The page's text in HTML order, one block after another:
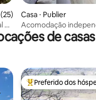
uma avaliação média de 5,
a
Casa ⋅ Publier
Acomodação
frente à praia
de
Entre os melhores
Preferido dos